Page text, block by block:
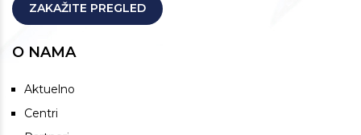
ZAKAŽITE PREGLED
O NAMA
Aktuelno
Centri